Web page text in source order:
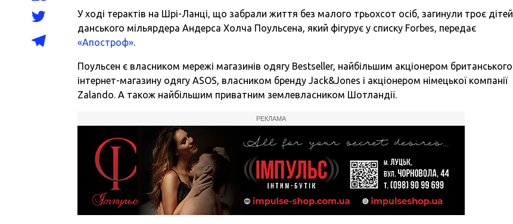
У ході терактів на Шрі-Ланці, що забрали життя без малого трьохсот осіб, загинули троє дітей
данського мільярдера Андерса Холча Поульсена, який фігурує у списку Forbes, передає
«Апостроф».
Поульсен є власником мережі магазинів одягу Bestseller, найбільшим акціонером британського
інтернет-магазину одягу ASOS, власником бренду Jack&Jones і акціонером німецької компанії
Zalando. А також найбільшим приватним землевласником Шотландії.
РЕКЛАМА